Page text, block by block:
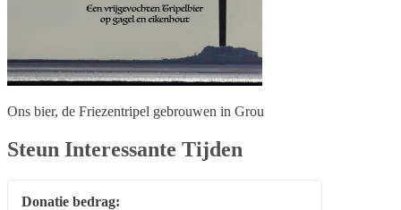
Ons bier, de Friezentripel gebrouwen in Grou
Steun Interessante Tijden
Donatie bedrag: